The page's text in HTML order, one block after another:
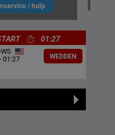
/ hulp
01:27
-01:27 WEDDEN